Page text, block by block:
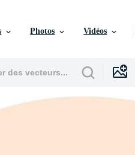
Photos Vidéos